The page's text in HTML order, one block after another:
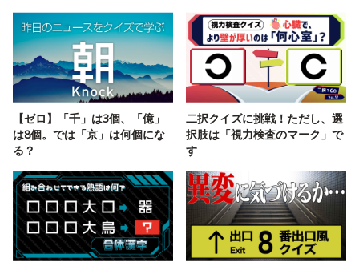
【ゼロ】「千」は3個、「億」
は8個。では「京」は何個にな
る？
二択クイズに挑戦！ただし、選
択肢は「視力検査のマーク」で
す